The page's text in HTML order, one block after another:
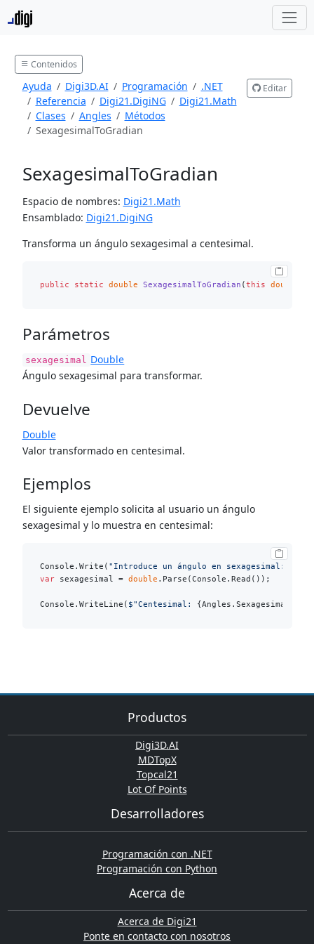
Contenidos
Ayuda Digi3D.AI Programación
.NET
Referencia
Digi21.DigiNG
Digi21.Math
Clases
Angles
Métodos
SexagesimalToGradian
Editar
SexagesimalToGradian
Espacio de nombres: Digi21.Math
Ensamblado: Digi21.DigiNG
Transforma un ángulo sexagesimal a centesimal.
public static double SexagesimalToGradian (this double
Parámetros
sexagesimal Double
Ángulo sexagesimal para transformar.
Devuelve
Double
Valor transformado en centesimal.
Ejemplos
El siguiente ejemplo solicita al usuario un ángulo
sexagesimal y lo muestra en centesimal:
Console.Write( "Introduce un ángulo en sexagesimal: "
var sexagesimal = double .Parse(Console.Read());
Console.WriteLine( $"Centesimal:
Productos
Digi3D.AI
MDTopX
Topcal21
Lot Of Points
Desarrolladores
Programación con .NET
Programación con Python
Acerca de
Acerca de Digi21
Ponte en contacto con nosotros